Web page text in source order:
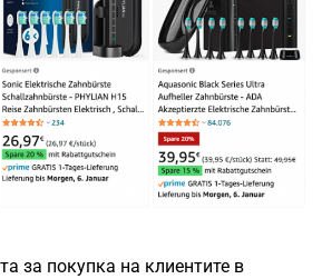
за покупка на клиентите в